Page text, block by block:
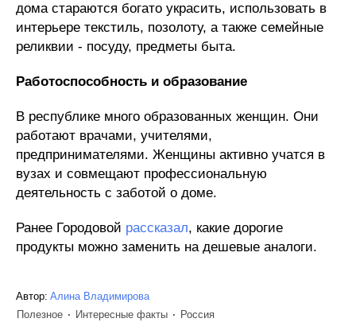
дома стараются богато украсить, использовать в
интерьере текстиль, позолоту, а также семейные
реликвии - посуду, предметы быта.
Работоспособность и образование
В республике много образованных женщин. Они
работают врачами, учителями,
предпринимателями. Женщины активно учатся в
вузах и совмещают профессиональную
деятельность с заботой о доме.
Ранее Городовой рассказал, какие дорогие
продукты можно заменить на дешевые аналоги.
Автор: Алина Владимирова
Полезное
Интересные факты Россия